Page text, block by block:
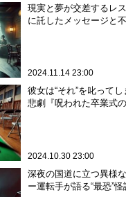
現実と夢が交差するレ
に託したメッセージと
2024.11.14 23:00
彼女は“それ”を叱って
悲劇『呪われた卒業式の
2024.10.30 23:00
深夜の国道に立つ異様
ー運転手が語る“最恐”怪